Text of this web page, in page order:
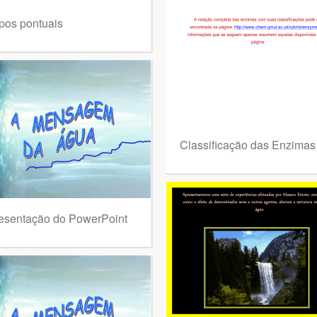
pontuais
do PowerPoint
Classificação das Enzimas